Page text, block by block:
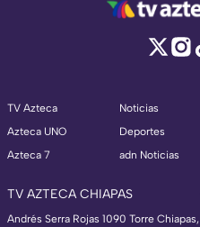
TV Azteca
Azteca UNO
Azteca 7
Noticias
Deportes
adn Noticias
TV AZTECA CHIAPAS
Andrés Serra Rojas 1090 Torre Chiapas,